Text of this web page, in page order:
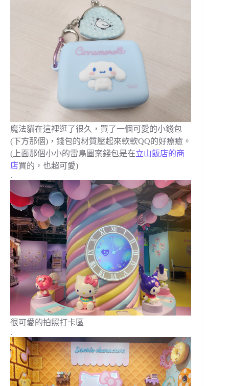
魔法貓在這裡逛了很久，買了一個可愛的小錢包
(下方那個)，錢包的材質壓起來軟軟QQ的好療癒。
(上面那個小小的雷鳥圖案錢包是在立山飯店的商
店買的，也超可愛)
.
很可愛的拍照打卡區
.